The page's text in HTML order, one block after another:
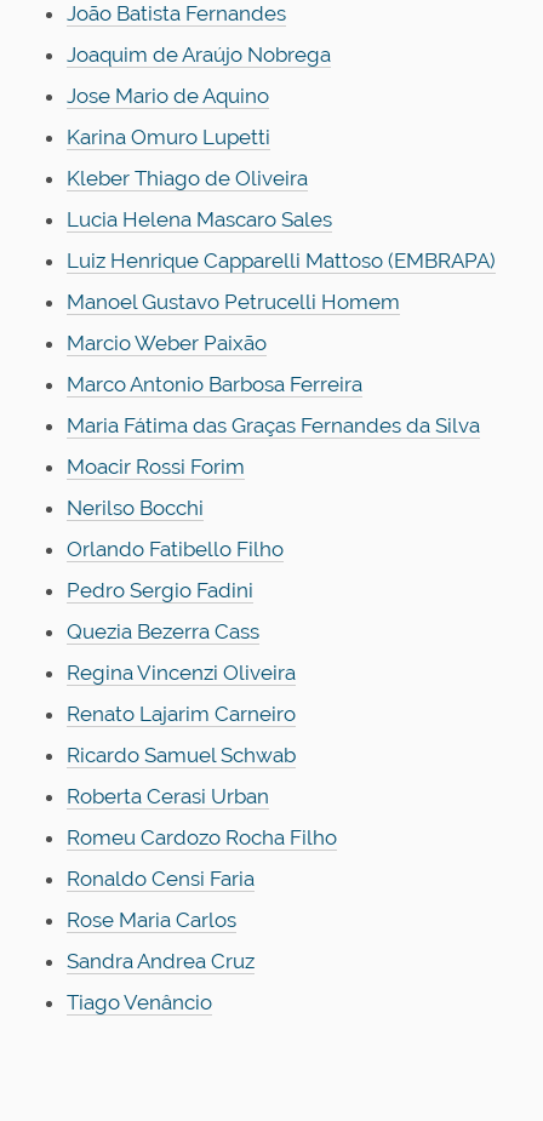
João Batista Fernandes
Joaquim de Araújo Nobrega
Jose Mario de Aquino
Karina Omuro Lupetti
Kleber Thiago de Oliveira
Lucia Helena Mascaro Sales
Luiz Henrique Capparelli Mattoso (EMBRAPA)
Manoel Gustavo Petrucelli Homem
Marcio Weber Paixão
Marco Antonio Barbosa Ferreira
Maria Fátima das Graças Fernandes da Silva
Moacir Rossi Forim
Nerilso Bocchi
Orlando Fatibello Filho
Pedro Sergio Fadini
Quezia Bezerra Cass
Regina Vincenzi Oliveira
Renato Lajarim Carneiro
Ricardo Samuel Schwab
Roberta Cerasi Urban
Romeu Cardozo Rocha Filho
Ronaldo Censi Faria
Rose Maria Carlos
Sandra Andrea Cruz
Tiago Venâncio